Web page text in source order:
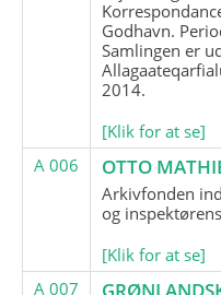
Godhavn.
Samlingen er
2014.
[Klik for at se]
A 006
OTTO
Arkivfonden
og
[Klik for at se]
A 007